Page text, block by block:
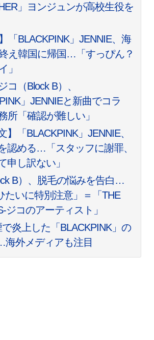
」ヨンジュンが高校生役を
「BLACKPINK」JENNIE、海
え韓国に帰国…「すっぴん？
」
コ（Block B）、
」JENNIEと新曲でコラ
所「確認が難しい」
】「BLACKPINK」JENNIE、
認める…「スタッフに謝罪、
申し訳ない」
B）、脱毛の悩みを告白…
たいに特別注意」＝「THE
ジコのアーティスト」
炎上した「BLACKPINK」の
海外メディアも注目